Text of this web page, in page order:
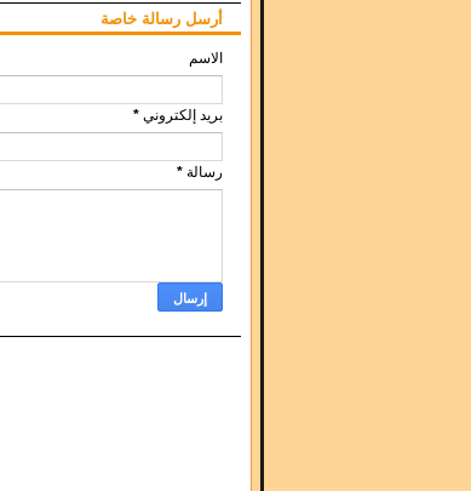
أرسل رسالة خاصة
الاسم
بريد إلكتروني *
رسالة *